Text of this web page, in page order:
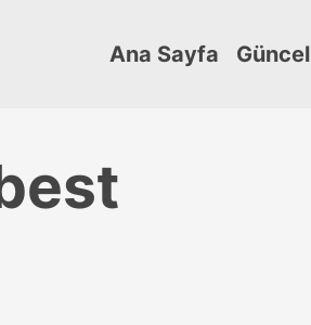
Ana Sayfa Güncel